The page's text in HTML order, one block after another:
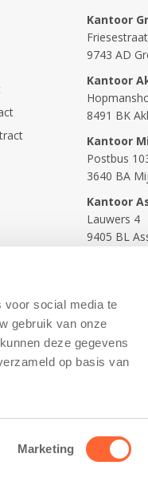
voor social media te
gebruik van onze
deze gegevens
op basis van
Marketing
Kantoor
9743 AD
Kantoor
8491 BK
Kantoor
Postbus
3640 BA
Kantoor
Lauwers 4
9405 BL